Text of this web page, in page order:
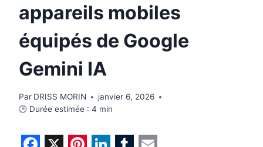
appareils mobiles
équipés de Google
Gemini IA
Par DRISS MORIN
janvier 6, 2026
🕒 Durée estimée : 4 min